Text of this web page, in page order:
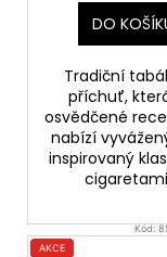
DO
Tradiční
příchuť,
osvědčené
nabízí
inspirovaný
Kód:
AKCE